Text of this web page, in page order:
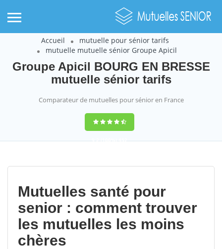
Accueil
mutuelle pour sénior tarifs
mutuelle mutuelle sénior Groupe Apicil
Groupe Apicil BOURG EN BRESSE
mutuelle sénior tarifs
Comparateur de mutuelles pour sénior en France
9,2(100%)452
Mutuelles santé pour
senior : comment trouver
les mutuelles les moins
chères